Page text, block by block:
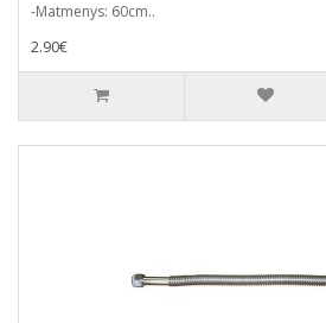
-Matmenys: 60cm..
2.90€